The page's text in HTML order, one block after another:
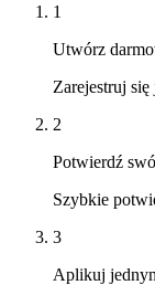
1
Utwórz
Zarejestruj
2
Potwierdź
Szybkie
3
Aplikuj